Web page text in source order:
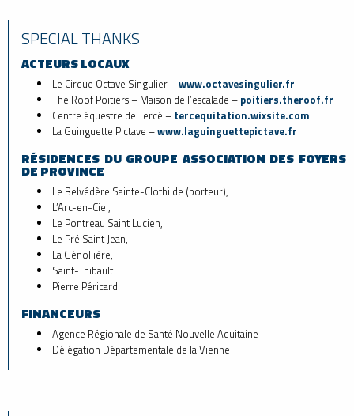
SPECIAL THANKS
ACTEURS LOCAUX
Le Cirque Octave Singulier –www.octavesingulier.fr
The Roof Poitiers – Maison de l’escalade – poitiers.theroof.fr
Centre équestre de Tercé – tercequitation.wixsite.com
La Guinguette Pictave –www.laguinguettepictave.fr
RÉSIDENCES DU GROUPE ASSOCIATION DES FOYERS
DE PROVINCE
Le Belvédère Sainte-Clothilde (porteur),
L’Arc-en-Ciel,
Le Pontreau Saint Lucien,
Le Pré Saint Jean,
La Génollière,
Saint-Thibault
Pierre Péricard
FINANCEURS
Agence Régionale de Santé Nouvelle Aquitaine
Délégation Départementale de la Vienne